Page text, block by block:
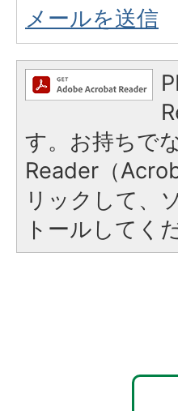
メールを送信
す。お持ちで
Reader（
リックして、
トールしてく